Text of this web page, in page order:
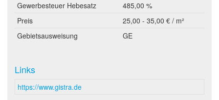
Gewerbesteuer Hebesatz
485,00 %
Preis
25,00 - 35,00 € / m²
Gebietsausweisung
GE
Links
https://www.gistra.de